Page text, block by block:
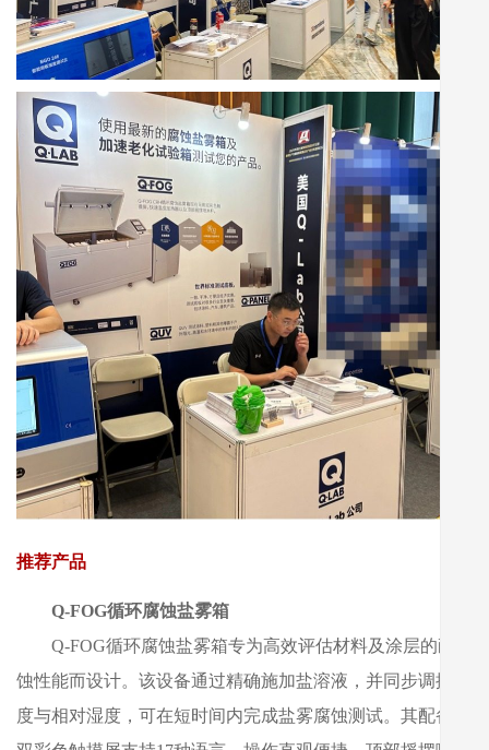
推荐产品
Q-FOG循环腐蚀盐雾箱
Q-FOG循环腐蚀盐雾箱专为高效评估材料及涂层的耐腐
蚀性能而设计。该设备通过精确施加盐溶液，并同步调控温
度与相对湿度，可在短时间内完成盐雾腐蚀测试。其配备的